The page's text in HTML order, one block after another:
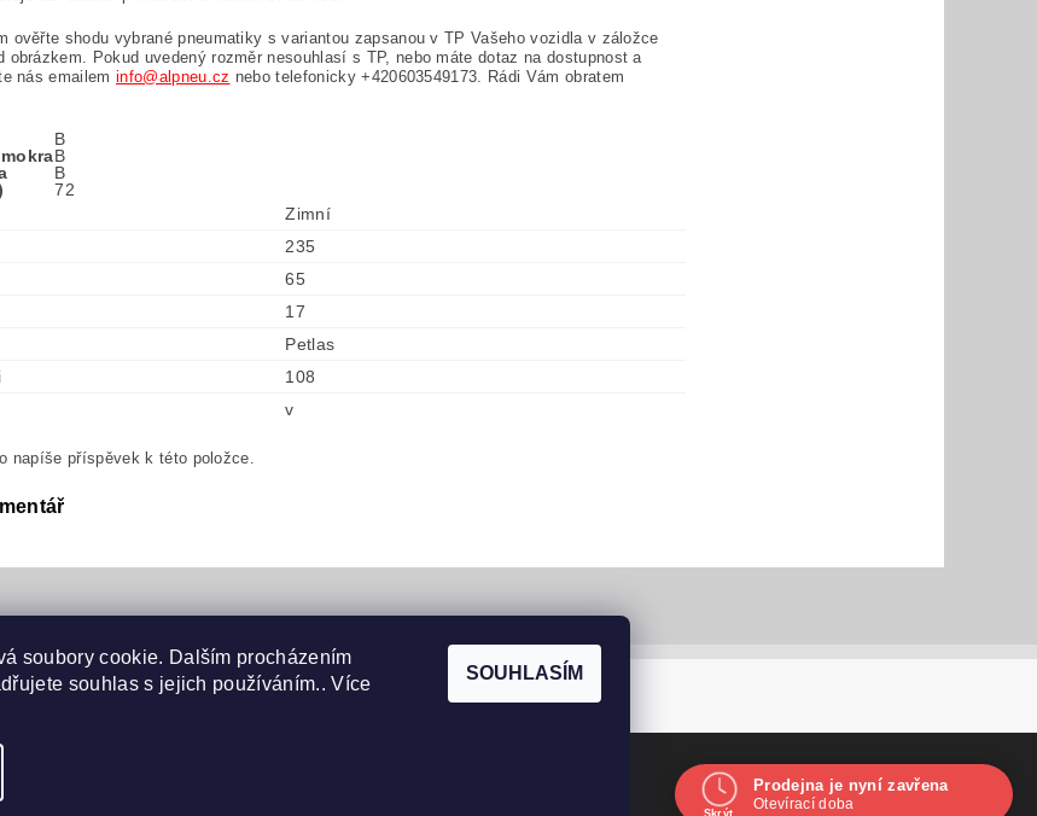
ověřte shodu vybrané pneumatiky s variantou zapsanou v TP Vašeho vozidla v záložce
obrázkem. Pokud uvedený rozměr nesouhlasí s TP, nebo máte dotaz na dostupnost a
nás emailem info@alpneu.cz nebo telefonicky +420603549173. Rádi Vám obratem
B
B
B
72
Zimní
235
65
17
Petlas
108
v
napíše příspěvek k této položce.
Náhradní díly
Vytvořil Shoptet
Prodejna je nyní zavřena
Otevírací doba
Skrýt
Navštivte nás osobně
soubory cookie. Dalším procházením
souhlas s jejich používáním.. Více
SOUHLASÍM